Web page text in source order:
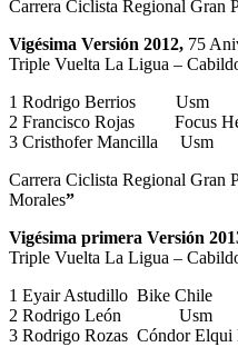
Carrera Ciclista Regional Gran
Vigésima Versión 2012, 75
Triple Vuelta La Ligua –
1 Rodrigo Berrios Usm
2 Francisco Rojas Focus
3 Cristhofer Mancilla Usm
Carrera Ciclista Regional Gran
Morales”
Vigésima primera Versión
Triple Vuelta La Ligua –
1 Eyair Astudillo Bike Chile
2 Rodrigo León Usm
3 Rodrigo Rozas Cóndor Elqui